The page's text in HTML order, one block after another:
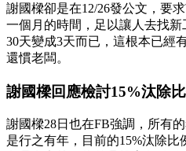
謝國樑卻是在12/26發公文，要
一個月的時間，足以讓人去找
30天變成3天而已，這根本已經
還慣老闆。
謝國樑回應檢討15%汰除
謝國樑28日也在FB強調，所有
是行之有年，目前的15%汰除